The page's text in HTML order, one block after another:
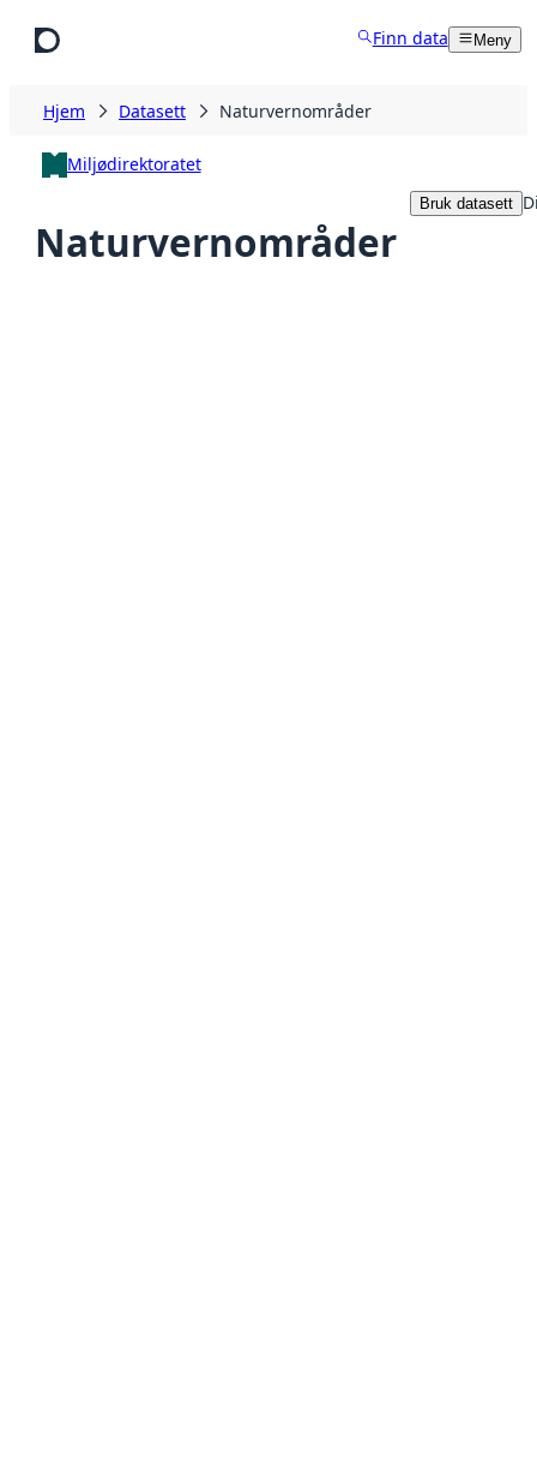
Finn data Meny
Hjem Datasett Naturvernområder
Miljødirektoratet
Naturvernområder
Bruk datasett